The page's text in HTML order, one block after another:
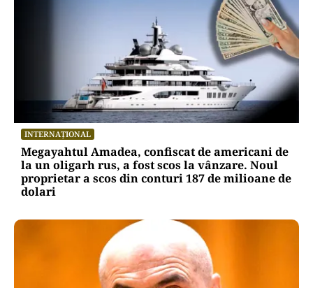
INTERNAȚIONAL
Megayahtul Amadea, confiscat de americani de
la un oligarh rus, a fost scos la vânzare. Noul
proprietar a scos din conturi 187 de milioane de
dolari